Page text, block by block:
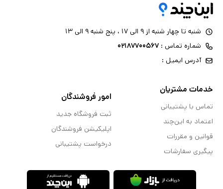
شنبه تا چهار شنبه از ۹ الی ۱۷ ، پنج شنبه ۹ الی ۱۳
شماره تماس : ۰۲۱۸۷۷۰۰۵۶۷
آدرس ایمیل :
خدمات مشتریان
تماس با پشتیبانی
اعتماد به این‌چند
قوانین و مقررات
پیگیری سفارشات
امور فروشندگان
ثبت فروشگاه جدید
اپلیکیشن فروشندگان
درخواست پشتیبانی